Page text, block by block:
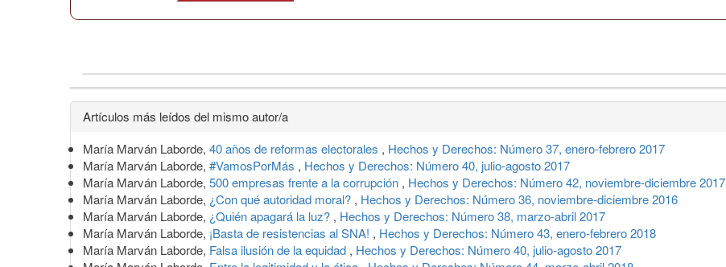
Detalles
del
artículo
Artículos más leídos del mismo autor/a
María Marván Laborde, 40 años de reformas electorales , Hechos y Derechos: Número 37, enero-febrero 2017
María Marván Laborde, #VamosPorMás , Hechos y Derechos: Número 40, julio-agosto 2017
María Marván Laborde, 500 empresas frente a la corrupción , Hechos y Derechos: Número 42, noviembre-diciembre 2017
María Marván Laborde, ¿Con qué autoridad moral? , Hechos y Derechos: Número 36, noviembre-diciembre 2016
María Marván Laborde, ¿Quién apagará la luz? , Hechos y Derechos: Número 38, marzo-abril 2017
María Marván Laborde, ¡Basta de resistencias al SNA! , Hechos y Derechos: Número 43, enero-febrero 2018
María Marván Laborde, Falsa ilusión de la equidad , Hechos y Derechos: Número 40, julio-agosto 2017